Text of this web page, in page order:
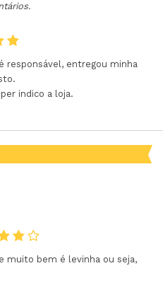
responsável, entregou minha
indico a loja.
muito bem é levinha ou seja,